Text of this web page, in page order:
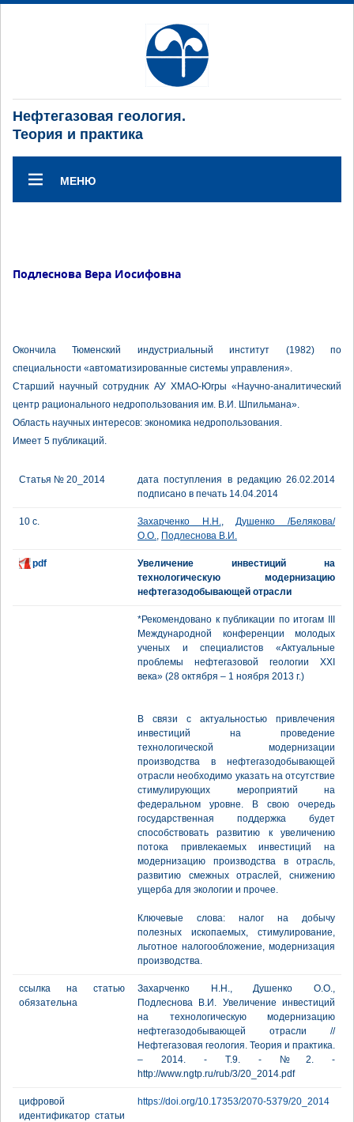
Нефтегазовая геология.
Теория и практика
МЕНЮ
Подлеснова Вера Иосифовна
Окончила Тюменский индустриальный институт (1982) по
специальности «автоматизированные системы управления».
Старший научный сотрудник АУ ХМАО-Югры «Научно-аналитический
центр рационального недропользования им. В.И. Шпильмана».
Область научных интересов: экономика недропользования.
Имеет 5 публикаций.
Статья № 20_2014
дата поступления в редакцию 26.02.2014
подписано в печать 14.04.2014
10 с. Захарченко Н.Н.,Душенко /Белякова/
О.О., Подлеснова В.И.
pdf
Увеличение инвестиций на
технологическую модернизацию
нефтегазодобывающей отрасли
*Рекомендовано к публикации по итогам III
Международной конференции молодых
ученых и специалистов «Актуальные
проблемы нефтегазовой геологии XXI
века» (28 октября – 1 ноября 2013 г.)
В связи с актуальностью привлечения
инвестиций на проведение
технологической модернизации
производства в нефтегазодобывающей
отрасли необходимо указать на отсутствие
стимулирующих мероприятий на
федеральном уровне. В свою очередь
государственная поддержка будет
способствовать развитию к увеличению
потока привлекаемых инвестиций на
модернизацию производства в отрасль,
развитию смежных отраслей, снижению
ущерба для экологии и прочее.
Ключевые слова: налог на добычу
полезных ископаемых, стимулирование,
льготное налогообложение, модернизация
производства.
ссылка на статью
обязательна
Захарченко Н.Н., Душенко О.О.,
Подлеснова В.И. Увеличение инвестиций
на технологическую модернизацию
нефтегазодобывающей отрасли //
Нефтегазовая геология. Теория и практика.
– 2014. - Т.9. - №2. -
http://www.ngtp.ru/rub/3/20_2014.pdf
цифровой
идентификатор статьи
https://doi.org/10.17353/2070-5379/20_2014